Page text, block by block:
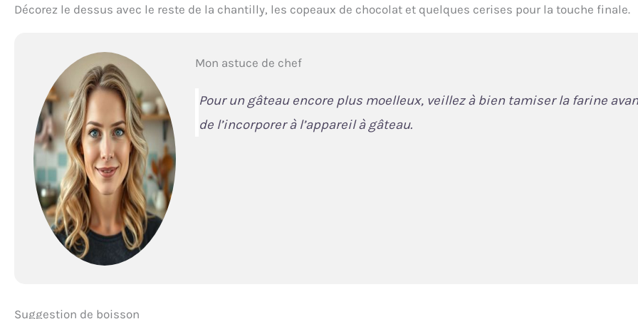
Décorez le dessus avec le reste de la chantilly, les copeaux de chocolat et quelques cerises pour la touche finale.
Mon astuce de chef
Pour un gâteau encore plus moelleux, veillez à bien tamiser la farine
de l’incorporer à l’appareil à gâteau.
Suggestion de boisson